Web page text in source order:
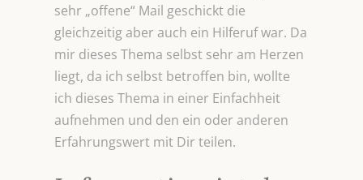
sehr „offene“ Mail geschickt die
gleichzeitig aber auch ein Hilferuf war. Da
mir dieses Thema selbst sehr am Herzen
liegt, da ich selbst betroffen bin, wollte
ich dieses Thema in einer Einfachheit
aufnehmen und den ein oder anderen
Erfahrungswert mit Dir teilen.